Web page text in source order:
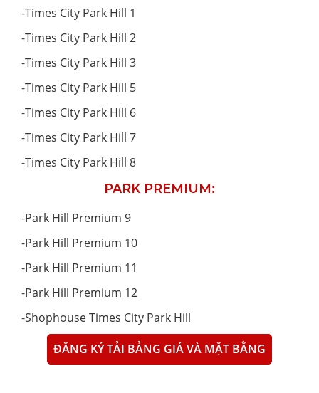
-Times City Park Hill 1
-Times City Park Hill 2
-Times City Park Hill 3
-Times City Park Hill 5
-Times City Park Hill 6
-Times City Park Hill 7
-Times City Park Hill 8
PARK PREMIUM:
-Park Hill Premium 9
-Park Hill Premium 10
-Park Hill Premium 11
-Park Hill Premium 12
-Shophouse Times City Park Hill
ĐĂNG KÝ TẢI BẢNG GIÁ VÀ MẶT BẰNG